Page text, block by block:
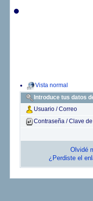
Vista normal
Introduce tus datos
Usuario / Correo
Contraseña / Clave
Olvidé
¿Perdiste el